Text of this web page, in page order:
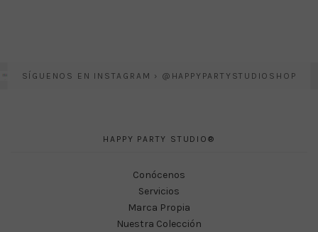
SÍGUENOS EN INSTAGRAM › @HAPPYPARTYSTUDIOSHOP
HAPPY PARTY STUDIO®
Conócenos
Servicios
Marca Propia
Nuestra Colección